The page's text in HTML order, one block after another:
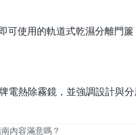
使用的軌道式乾濕分離門
熱除霧鏡，並強調設計與
內容滿意嗎？